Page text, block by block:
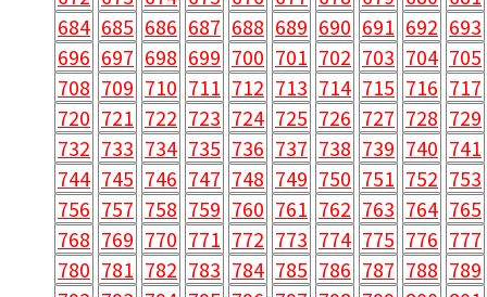
684 685 686 687 688 689 690 691 692 693
696 697 698 699 700 701 702 703 704 705
708 709 710 711 712 713 714 715 716 717
720 721 722 723 724 725 726 727 728 729
732 733 734 735 736 737 738 739 740 741
744 745 746 747 748 749 750 751 752 753
756 757 758 759 760 761 762 763 764 765
768 769 770 771 772 773 774 775 776 777
780 781 782 783 784 785 786 787 788 789